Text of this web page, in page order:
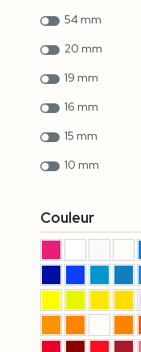
54 mm
20 mm
19 mm
16 mm
15 mm
10 mm
Couleur